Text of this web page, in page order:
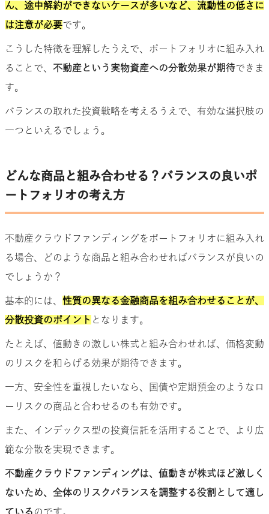
ん、途中解約ができないケースが多いなど、流動性の低さに
は注意が必要です。
こうした特徴を理解したうえで、ポートフォリオに組み入れ
ることで、 不動産という実物資産への分散効果が期待できま
す。
バランスの取れた投資戦略を考えるうえで、有効な選択肢の
一つといえるでしょう。
どんな商品と組み合わせる？バランスの良いポ
ートフォリオの考え方
不動産クラウドファンディングをポートフォリオに組み入れ
る場合、どのような商品と組み合わせればバランスが良いの
でしょうか？
基本的には、 性質の異なる金融商品を組み合わせることが、
分散投資のポイント となります。
たとえば、値動きの激しい株式と組み合わせれば、価格変動
のリスクを和らげる効果が期待できます。
一方、安全性を重視したいなら、国債や定期預金のようなロ
ーリスクの商品と合わせるのも有効です。
また、インデックス型の投資信託を活用することで、より広
範な分散を実現できます。
不動産クラウドファンディングは、値動きが株式ほど激しく
ないため、全体のリスクバランスを調整する役割として適し
ている のです。